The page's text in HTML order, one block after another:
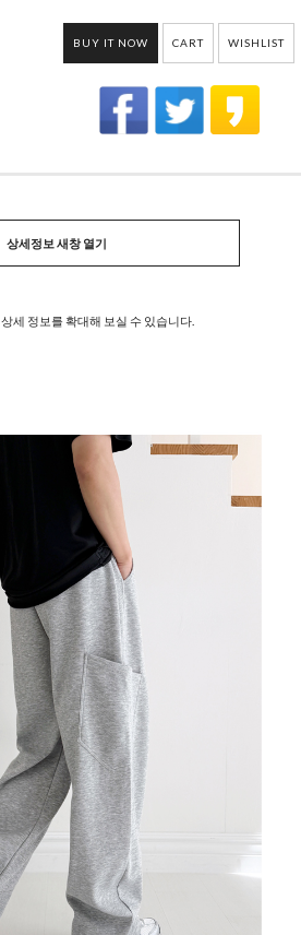
BUY IT NOW CART WISHLIST
상세정보 새창 열기
상세 정보를 확대해 보실 수 있습니다.